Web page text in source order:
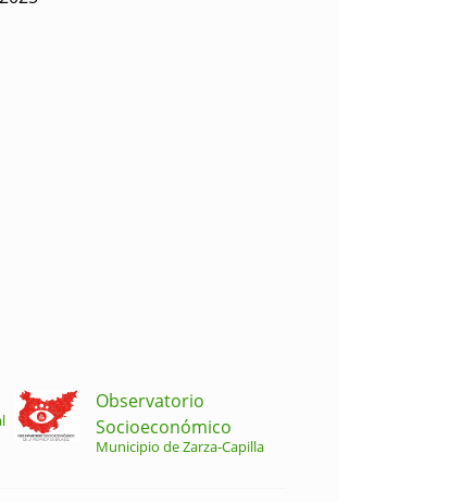
Observatorio
Socioeconómico
Municipio de Zarza-Capilla